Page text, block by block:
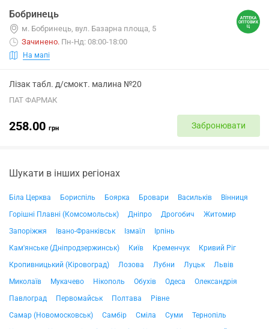
Бобринець
м. Бобринець, вул. Базарна площа, 5
Зачинено. Пн-Нд: 08:00-18:00
На мапі
Лізак табл. д/смокт. малина №20
ПАТ ФАРМАК
258.00 грн Забронювати
Шукати в інших регіонах
Біла Церква Бориспіль Боярка Бровари Васильків
Вінниця
Горішні Плавні (Комсомольськ)
Дніпро Дрогобич
Житомир
Запоріжжя
Івано-Франківськ Ізмаїл
Ірпінь
Кам'янське (Дніпродзержинськ)
Київ Кременчук
Кривий Ріг
Кропивницький (Кіровоград)
Лозова Лубни Луцьк
Львів
Миколаїв
Мукачево Нікополь Обухів Одеса
Олександрія
Павлоград
Первомайськ Полтава
Рівне
Самар (Новомосковськ)
Самбір Сміла Суми
Тернопіль